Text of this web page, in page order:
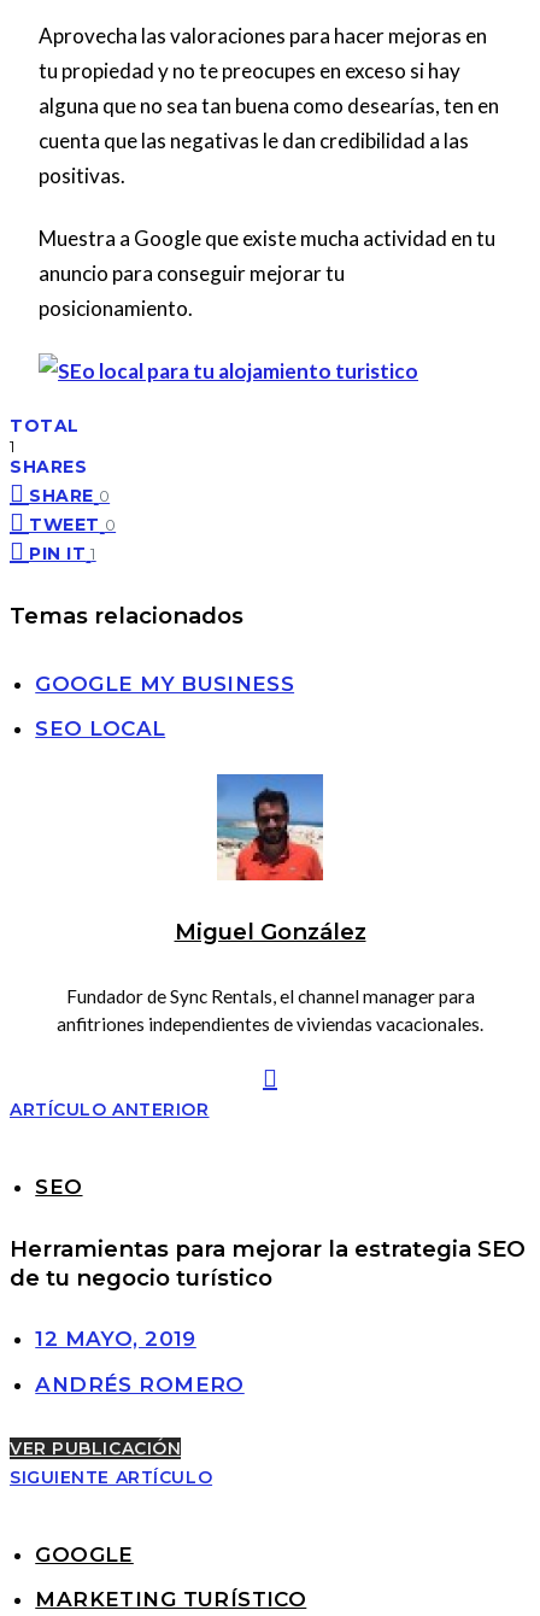
Aprovecha las valoraciones para hacer mejoras en
tu propiedad y no te preocupes en exceso si hay
alguna que no sea tan buena como desearías, ten en
cuenta que las negativas le dan credibilidad a las
positivas.
Muestra a Google que existe mucha actividad en tu
anuncio para conseguir mejorar tu
posicionamiento.
TOTAL
1
SHARES
SHARE 0
TWEET 0
PIN IT 1
Temas relacionados
GOOGLE MY BUSINESS
SEO LOCAL
Miguel González
Fundador de Sync Rentals, el channel manager para
anfitriones independientes de viviendas vacacionales.
ARTÍCULO ANTERIOR
SEO
Herramientas para mejorar la estrategia SEO
de tu negocio turístico
12 MAYO, 2019
ANDRÉS ROMERO
VER PUBLICACIÓN
SIGUIENTE ARTÍCULO
GOOGLE
MARKETING TURÍSTICO